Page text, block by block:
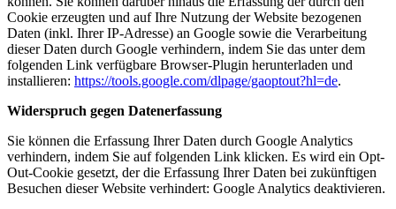
Cookie erzeugten und auf Ihre Nutzung der Website bezogenen
Daten (inkl. Ihrer IP-Adresse) an Google sowie die Verarbeitung
dieser Daten durch Google verhindern, indem Sie das unter dem
folgenden Link verfügbare Browser-Plugin herunterladen und
installieren: https://tools.google.com/dlpage/gaoptout?hl=de.
Widerspruch gegen Datenerfassung
Sie können die Erfassung Ihrer Daten durch Google Analytics
verhindern, indem Sie auf folgenden Link klicken. Es wird ein Opt-
Out-Cookie gesetzt, der die Erfassung Ihrer Daten bei zukünftigen
Besuchen dieser Website verhindert: Google Analytics deaktivieren.